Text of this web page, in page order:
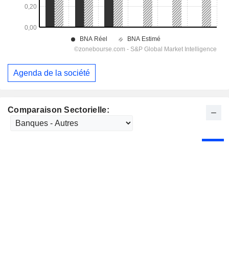
Comparaison Sectorielle:
Agenda de la société